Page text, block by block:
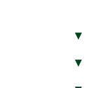
▾
▾